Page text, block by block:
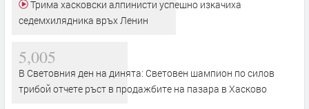
седемхилядника връх Ленин
5,005
В Световния ден на динята: Световен шампион по силов
трибой отчете ръст в продажбите на пазара в Хасково